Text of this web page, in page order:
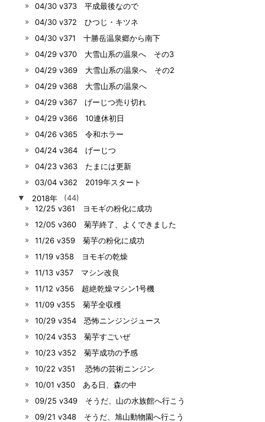
04/30 v373 平成最後なので
04/30 v372 ひつじ・キツネ
04/30 v371 十勝岳温泉郷から南下
04/29 v370 大雪山系の温泉へ その3
04/29 v369 大雪山系の温泉へ その2
04/29 v368 大雪山系の温泉へ
04/29 v367 げーじつ売り切れ
04/29 v366 10連休初日
04/26 v365 令和ホラー
04/24 v364 げーじつ
04/23 v363 たまには更新
03/04 v362 2019年スタート
▼
2018年
(44)
12/25 v361 ヨモギの粉化に成功
12/05 v360 菊芋終了、よくできました
11/26 v359 菊芋の粉化に成功
11/19 v358 ヨモギの乾燥
11/13 v357 マシン改良
11/12 v356 超絶乾燥マシン1号機
11/09 v355 菊芋全収穫
10/29 v354 恐怖ニンジンジュース
10/24 v353 菊芋すごいぜ
10/23 v352 菊芋成功の予感
10/22 v351 恐怖の芸術ニンジン
10/01 v350 ある日、森の中
09/25 v349 そうだ、山の水族館へ行こう
09/21 v348 そうだ、旭山動物園へ行こう